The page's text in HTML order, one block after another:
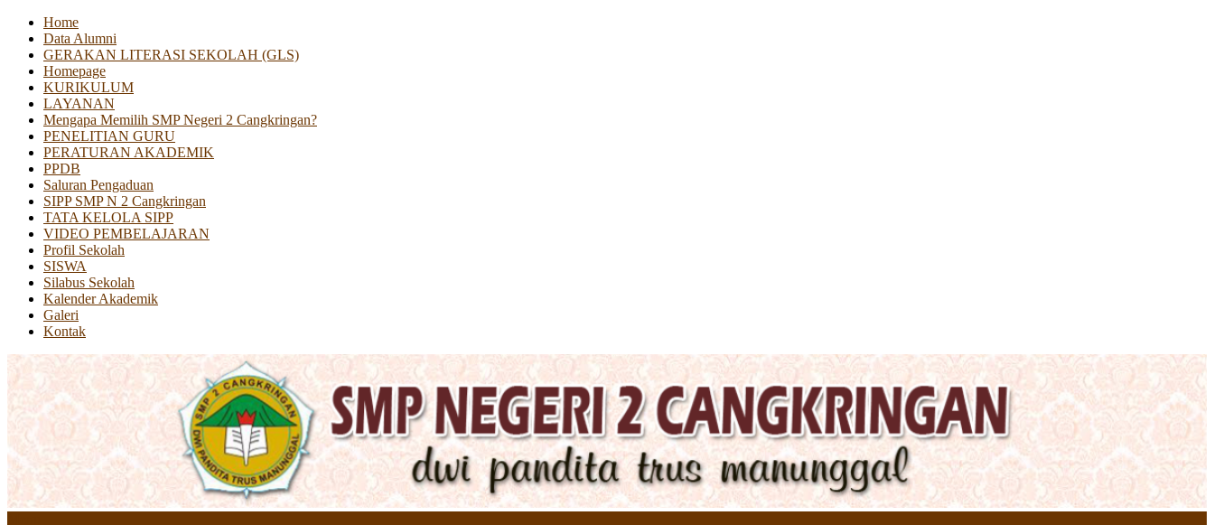
Home
Data Alumni
GERAKAN LITERASI SEKOLAH (GLS)
Homepage
KURIKULUM
LAYANAN
Mengapa Memilih SMP Negeri 2 Cangkringan?
PENELITIAN GURU
PERATURAN AKADEMIK
PPDB
Saluran Pengaduan
SIPP SMP N 2 Cangkringan
TATA KELOLA SIPP
VIDEO PEMBELAJARAN
Profil Sekolah
SISWA
Silabus Sekolah
Kalender Akademik
Galeri
Kontak